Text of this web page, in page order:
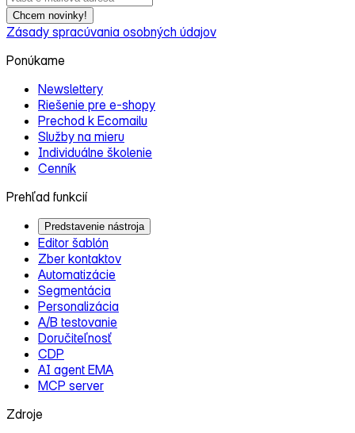
Chcem novinky!
Zásady spracúvania osobných údajov
Ponúkame
Newslettery
Riešenie pre e‑shopy
Prechod k Ecomailu
Služby na mieru
Individuálne školenie
Cenník
Prehľad funkcií
Predstavenie nástroja
Editor šablón
Zber kontaktov
Automatizácie
Segmentácia
Personalizácia
A/B testovanie
Doručiteľnosť
CDP
AI agent EMA
MCP server
Zdroje